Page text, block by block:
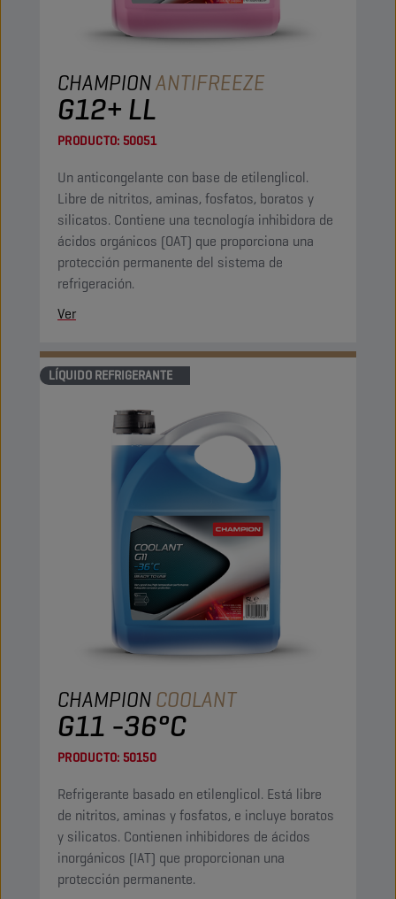
CHAMPIONANTIFREEZE
G12+ LL
PRODUCTO: 50051
Un anticongelante con base de etilenglicol.
Libre de nitritos, aminas, fosfatos, boratos y
silicatos. Contiene una tecnología inhibidora de
ácidos orgánicos (OAT) que proporciona una
protección permanente del sistema de
refrigeración.
Ver
LÍQUIDO REFRIGERANTE
CHAMPIONCOOLANT
G11 -36°C
PRODUCTO: 50150
Refrigerante basado en etilenglicol. Está libre
de nitritos, aminas y fosfatos, e incluye boratos
y silicatos. Contienen inhibidores de ácidos
inorgánicos (IAT) que proporcionan una
protección permanente.